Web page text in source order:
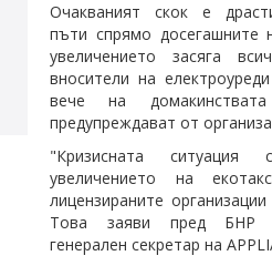
Очакваният скок е
пъти спрямо досегашните
увеличението засяга
вносители на
вече на
предупреждават от
"Кризисната ситуация
увеличението на
лицензираните
Това заяви пред БНР
генерален секретар на